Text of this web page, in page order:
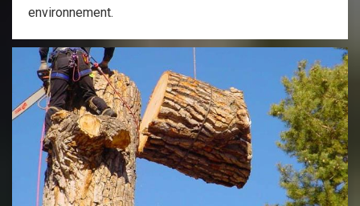
environnement.